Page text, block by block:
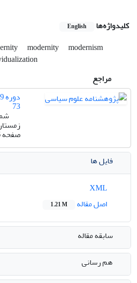
کلیدواژه‌ها English
modernity
modernism
مراجع
73
زمستان
صفحه
فایل ها
اصل مقاله
1.21 M
سابقه مقاله
هم رسانی